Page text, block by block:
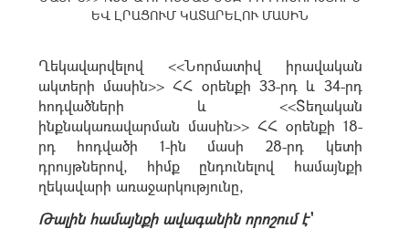
ԵՎ ԼՐԱՑՈՒՄ ԿԱՏԱՐԵԼՈՒ ՄԱՍԻՆ
Ղեկավարվելով <<Նորմատիվ իրավական
ակտերի մասին>> ՀՀ օրենքի 33-րդ և 34-րդ
հոդվածների և <<Տեղական
ինքնակառավարման մասին>> ՀՀ օրենքի 18-
րդ հոդվածի 1-ին մասի 28-րդ կետի
դրույթներով, հիմք ընդունելով համայնքի
ղեկավարի առաջարկությունը,
Թալին համայնքի ավագանին որոշում է՝